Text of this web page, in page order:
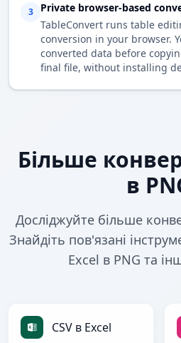
3
Private browser-based
TableConvert runs table
conversion in your browser.
converted data before
final file, without installing
Більше
в
Досліджуйте більше
Знайдіть пов'язані
Excel в PNG та
CSV в Excel